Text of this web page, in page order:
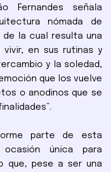
Fernandes señala
nómada de
de la cual resulta una
en sus rutinas y
y la soledad,
que los vuelve
o anodinos que se
parte de esta
única para
que, pese a ser una